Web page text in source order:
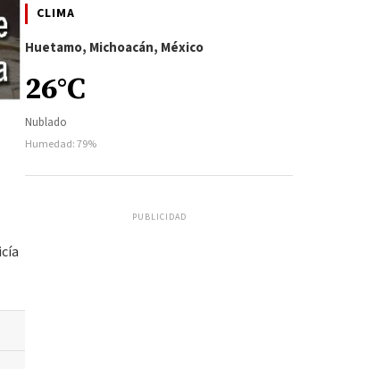
CLIMA
Huetamo, Michoacán, México
26°C
Nublado
Humedad: 79%
PUBLICIDAD